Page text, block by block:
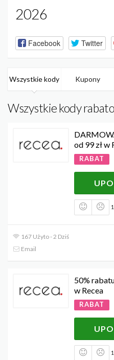
2026
Facebook Twitter
Wszystkie kody Kupony
Wszystkie kody
od 99 zł w
RABAT
167 Użyto - 2 Dziś
Email
50%
w Recea
RABAT